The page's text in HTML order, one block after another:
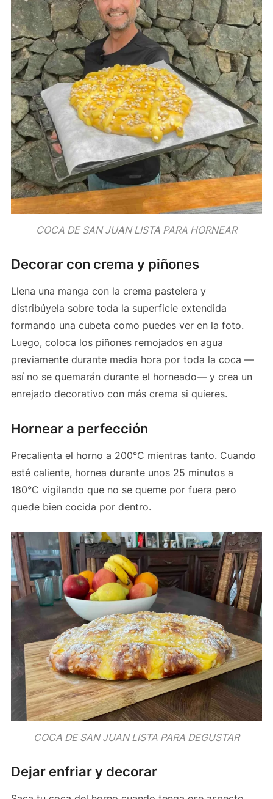
COCA DE SAN JUAN LISTA PARA HORNEAR
Decorar con crema y piñones
Llena una manga con la crema pastelera y
distribúyela sobre toda la superficie extendida
formando una cubeta como puedes ver en la foto.
Luego, coloca los piñones remojados en agua
previamente durante media hora por toda la coca —
así no se quemarán durante el horneado— y crea un
enrejado decorativo con más crema si quieres.
Hornear a perfección
Precalienta el horno a 200°C mientras tanto. Cuando
esté caliente, hornea durante unos 25 minutos a
180°C vigilando que no se queme por fuera pero
quede bien cocida por dentro.
COCA DE SAN JUAN LISTA PARA DEGUSTAR
Dejar enfriar y decorar